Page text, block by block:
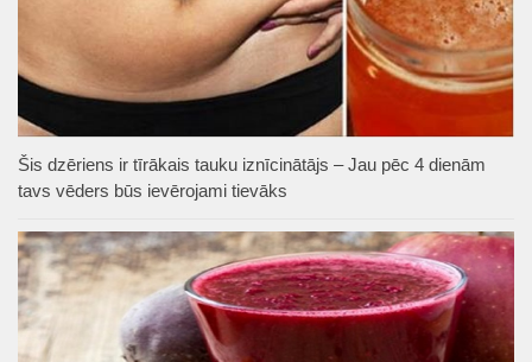
Šis dzēriens ir tīrākais tauku iznīcinātājs – Jau pēc 4 dienām
tavs vēders būs ievērojami tievāks